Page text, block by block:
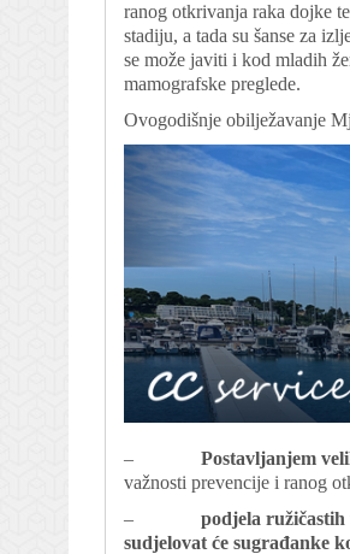
ranog otkrivanja raka dojke
stadiju, a tada su šanse za
se može javiti i kod mladih
mamografske preglede.
Ovogodišnje obilježavanje
– Postavljanjem
važnosti prevencije i ranog
– podjela
sudjelovat će sugrađanke